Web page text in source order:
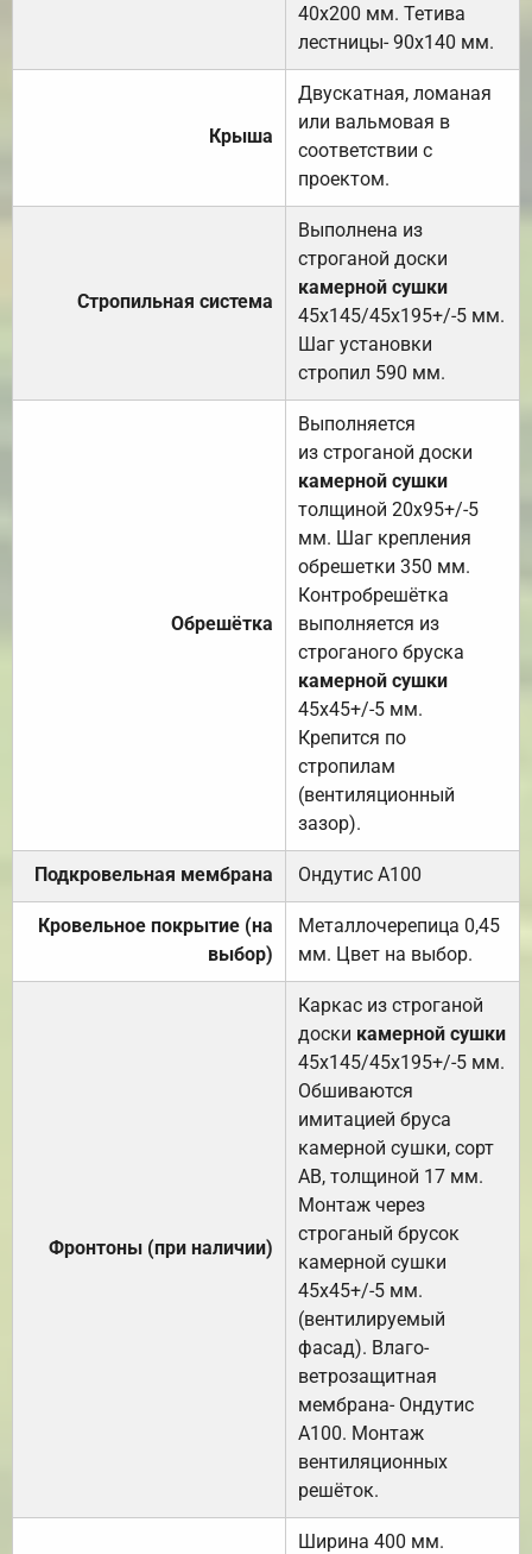
40х200 мм. Тетива
лестницы- 90х140 мм.
Крыша
Двускатная, ломаная
или вальмовая в
соответствии с
проектом.
Стропильная система
Выполнена из
строганой доски
камерной сушки
45х145/45х195+/-5 мм.
Шаг установки
стропил 590 мм.
Обрешётка
Выполняется
из строганой доски
камерной сушки
толщиной 20х95+/-5
мм. Шаг крепления
обрешетки 350 мм.
Контробрешётка
выполняется из
строганого бруска
камерной сушки
45х45+/-5 мм.
Крепится по
стропилам
(вентиляционный
зазор).
Подкровельная мембрана Ондутис А100
Кровельное покрытие (на
выбор)
Металлочерепица 0,45
мм. Цвет на выбор.
Фронтоны (при наличии)
Каркас из строганой
доски камерной сушки
45х145/45х195+/-5 мм.
Обшиваются
имитацией бруса
камерной сушки, сорт
АВ, толщиной 17 мм.
Монтаж через
строганый брусок
камерной сушки
45х45+/-5 мм.
(вентилируемый
фасад). Влаго-
ветрозащитная
мембрана- Ондутис
А100. Монтаж
вентиляционных
решёток.
Ширина 400 мм.